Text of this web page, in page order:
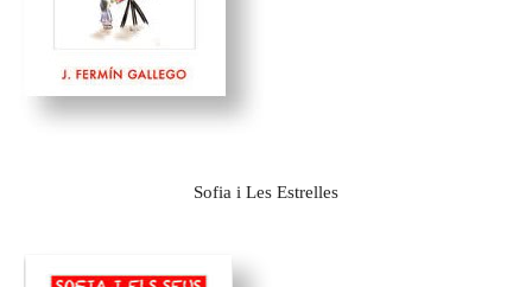
Sofia i Les Estrelles